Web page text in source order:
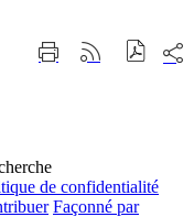
ImprimerGénérer
sur
de confidentialité
Façonné par